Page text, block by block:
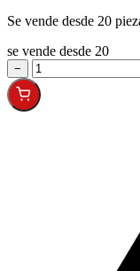
Se vende desde 20
se vende desde 20
−